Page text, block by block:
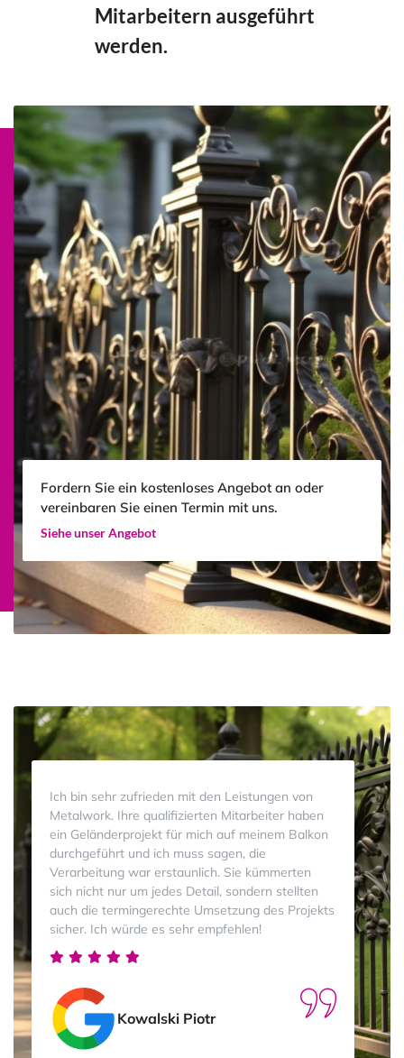
Fordern Sie ein kostenloses Angebot an oder
vereinbaren Sie einen Termin mit uns.
Siehe unser Angebot
Mitarbeitern ausgeführt
werden.
Ich bin sehr zufrieden mit den Leistungen von
Metalwork. Ihre qualifizierten Mitarbeiter haben
ein Geländerprojekt für mich auf meinem Balkon
durchgeführt und ich muss sagen, die
Verarbeitung war erstaunlich. Sie kümmerten
sich nicht nur um jedes Detail, sondern stellten
auch die termingerechte Umsetzung des Projekts
sicher. Ich würde es sehr empfehlen!
Kowalski Piotr